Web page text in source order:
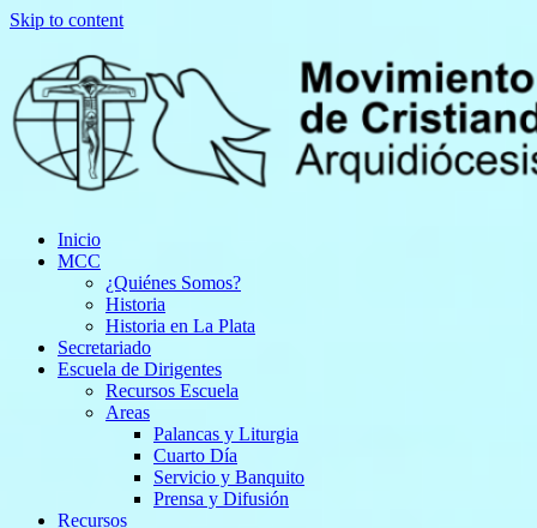
Skip to content
Inicio
MCC
¿Quiénes Somos?
Historia
Historia en La Plata
Secretariado
Escuela de Dirigentes
Recursos Escuela
Areas
Palancas y Liturgia
Cuarto Día
Servicio y Banquito
Prensa y Difusión
Recursos